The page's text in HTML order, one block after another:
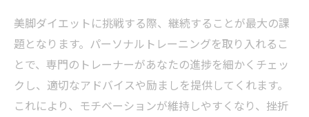
美脚ダイエットに挑戦する際、継続することが最大の課
題となります。パーソナルトレーニングを取り入れるこ
とで、専門のトレーナーがあなたの進捗を細かくチェッ
クし、適切なアドバイスや励ましを提供してくれます。
これにより、モチベーションが維持しやすくなり、挫折